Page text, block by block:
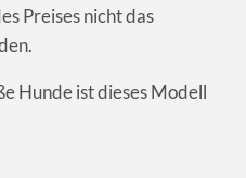
Preises nicht das
Hunde ist dieses Modell